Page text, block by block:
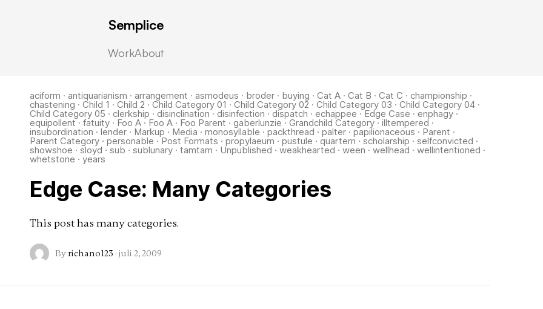
Semplice
WorkAbout
aciform · antiquarianism · arrangement · asmodeus · broder · buying · Cat A · Cat B · Cat C · championship ·
chastening · Child 1 · Child 2 · Child Category 01 · Child Category 02 · Child Category 03 · Child Category 04 ·
Child Category 05 · clerkship · disinclination· disinfection · dispatch · echappee ·Edge Case · enphagy ·
equipollent· fatuity · Foo A · Foo A · Foo Parent · gaberlunzie · Grandchild Category· illtempered ·
insubordination · lender · Markup · Media · monosyllable · packthread · palter · papilionaceous · Parent ·
Parent Category · personable ·Post Formats · propylaeum · pustule · quartern · scholarship · selfconvicted ·
showshoe · sloyd ·sub · sublunary · tamtam · Unpublished · weakhearted · ween · wellhead · wellintentioned ·
whetstone · years
Edge Case: Many Categories
This post has many categories.
By richano123 · juli 2, 2009